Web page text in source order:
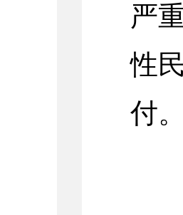
严
性
付。